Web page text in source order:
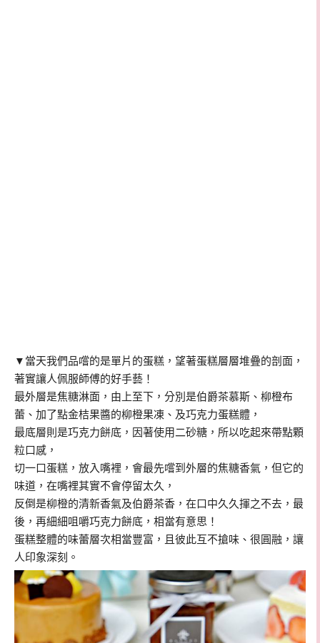
▼當天我們品嚐的是單片的蛋糕，望著蛋糕層層堆疊的剖面，
著實讓人佩服師傅的好手藝！
最外層是焦糖淋面，由上至下，分別是伯爵茶慕斯、柳橙布
蕾、加了點金桔果醬的柳橙果凍、及巧克力蛋糕體，
最底層則是巧克力餅底，因著使用二砂糖，所以吃起來帶點顆
粒口感，
切一口蛋糕，放入嘴裡，會最先嚐到外層的焦糖香氣，但它的
味道，在嘴裡其實不會停留太久，
反倒是柳橙的清新香氣及伯爵茶香，在口中久久揮之不去，最
後，再細細咀嚼巧克力餅底，相當有意思！
蛋糕整體的味蕾層次相當豐富，且彼此互不搶味、很圓融，讓
人印象深刻。